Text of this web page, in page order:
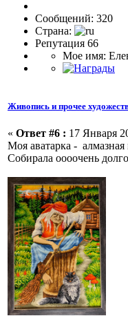
Сообщений: 320
Страна:
Репутация 66
Мое имя:
Живопись и прочее
« Ответ #6 : 17 Января
Моя аватарка -
Собирала оооочень